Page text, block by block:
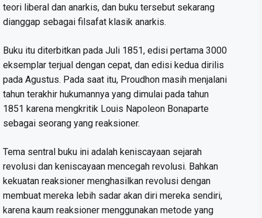
teori liberal dan anarkis, dan buku tersebut sekarang
dianggap sebagai filsafat klasik anarkis.
Buku itu diterbitkan pada Juli 1851, edisi pertama 3000
eksemplar terjual dengan cepat, dan edisi kedua dirilis
pada Agustus. Pada saat itu, Proudhon masih menjalani
tahun terakhir hukumannya yang dimulai pada tahun
1851 karena mengkritik Louis Napoleon Bonaparte
sebagai seorang yang reaksioner.
Tema sentral buku ini adalah keniscayaan sejarah
revolusi dan keniscayaan mencegah revolusi. Bahkan
kekuatan reaksioner menghasilkan revolusi dengan
membuat mereka lebih sadar akan diri mereka sendiri,
karena kaum reaksioner menggunakan metode yang